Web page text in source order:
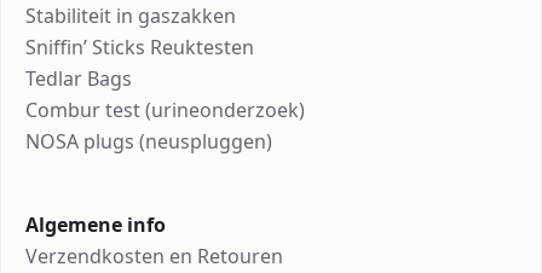
Stabiliteit in gaszakken
Sniffin’ Sticks Reuktesten
Tedlar Bags
Combur test (urineonderzoek)
NOSA plugs (neuspluggen)
Algemene info
Verzendkosten en Retouren